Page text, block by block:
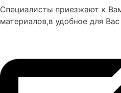
Специалисты приезжают к
материалов,в удобное для